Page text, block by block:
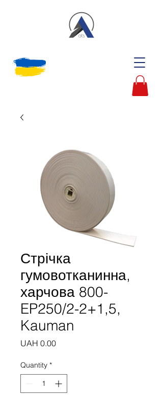
Стрічка
гумовотканинна,
харчова 800-
EP250/2-2+1,5,
Kauman
UAH 0.00Price
Quantity *